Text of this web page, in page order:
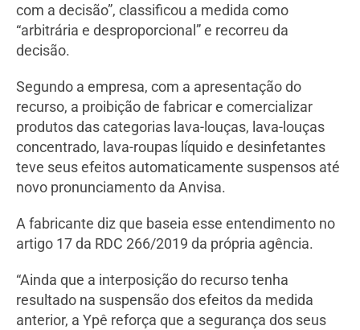
com a decisão”, classificou a medida como
“arbitrária e desproporcional” e recorreu da
decisão.
Segundo a empresa, com a apresentação do
recurso, a proibição de fabricar e comercializar
produtos das categorias lava-louças, lava-louças
concentrado, lava-roupas líquido e desinfetantes
teve seus efeitos automaticamente suspensos até
novo pronunciamento da Anvisa.
A fabricante diz que baseia esse entendimento no
artigo 17 da RDC 266/2019 da própria agência.
“Ainda que a interposição do recurso tenha
resultado na suspensão dos efeitos da medida
anterior, a Ypê reforça que a segurança dos seus